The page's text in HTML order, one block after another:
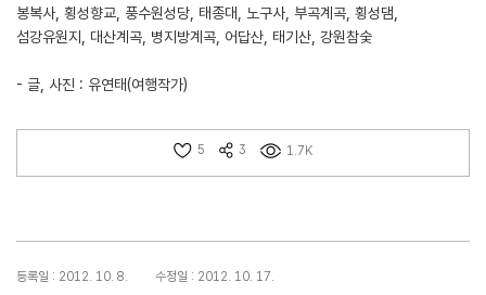
봉복사, 횡성향교, 풍수원성당, 태종대, 노구사, 부곡계곡, 횡성댐,
섬강유원지, 대산계곡, 병지방계곡, 어답산, 태기산, 강원참숯
- 글, 사진 : 유연태(여행작가)
5 3 1.7K
등록일 : 2012. 10. 8. 수정일 : 2012. 10. 17.